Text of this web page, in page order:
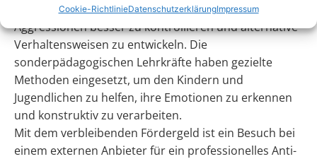
Cookie-RichtlinieDatenschutzerklärungImpressum
Alle beteiligten Schülerinnen und Schüler lernen, ihre
Aggressionen besser zu kontrollieren und alternative
Verhaltensweisen zu entwickeln. Die
sonderpädagogischen Lehrkräfte haben gezielte
Methoden eingesetzt, um den Kindern und
Jugendlichen zu helfen, ihre Emotionen zu erkennen
und konstruktiv zu verarbeiten.
Mit dem verbleibenden Fördergeld ist ein Besuch bei
einem externen Anbieter für ein professionelles Anti-